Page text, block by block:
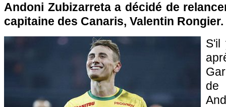
Andoni Zubizarreta a décidé de
capitaine des Canaris, Valentin Rongier.
S'il